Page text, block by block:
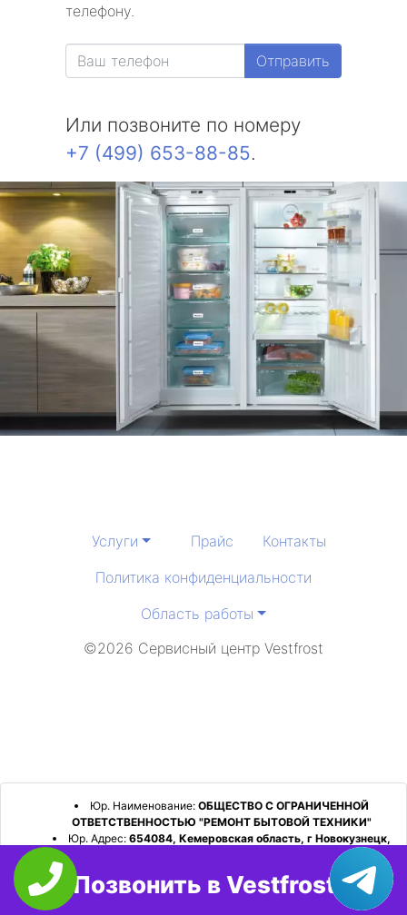
телефону.
Отправить
Или позвоните по номеру
+7 (499) 653-88-85.
Услуги Прайс
Контакты
Политика конфиденциальности
Область работы
©2026 Сервисный центр Vestfrost
Юр. Наименование: ОБЩЕСТВО С ОГРАНИЧЕННОЙ
ОТВЕТСТВЕННОСТЬЮ "РЕМОНТ БЫТОВОЙ ТЕХНИКИ"
Юр. Адрес: 654084, Кемеровская область, г Новокузнецк,
р-н Орджоникидзевский, пр-кт Шахтеров, д. 31, кв. 2
ИНН:4253052180 ОГРН:1224200006128
Позвонить в Vestfrost